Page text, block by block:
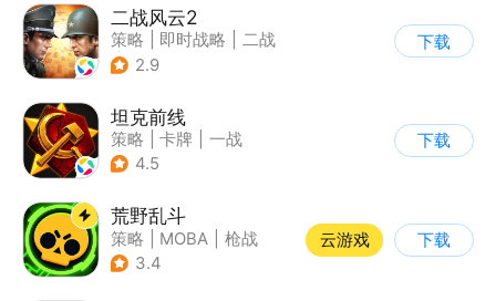
二战风云2
策略 即时战略
二战
| 写实
2.9
下载
坦克前线
策略 卡牌
一战
| 战术竞技
4.5
下载
荒野乱斗
策略 MOBA
枪战
| 3v3
3.4
云游戏 下载